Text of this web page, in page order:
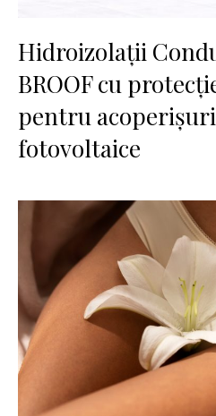
Hidroizolații
BROOF cu
pentru
fotovoltaice